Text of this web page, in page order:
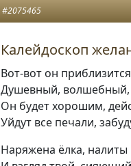
#2075465
Калейдоскоп
Вот-вот он
Душевный, волшебный,
Он будет хорошим,
Уйдут все печали,
Наряжена ёлка, налиты